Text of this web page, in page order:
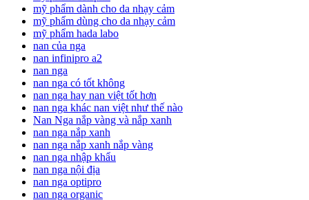
mỹ phẩm dành cho da nhạy cảm
mỹ phẩm dùng cho da nhạy cảm
mỹ phẩm hada labo
nan của nga
nan infinipro a2
nan nga
nan nga có tốt không
nan nga hay nan việt tốt hơn
nan nga khác nan việt như thế nào
Nan Nga nắp vàng và nắp xanh
nan nga nắp xanh
nan nga nắp xanh nắp vàng
nan nga nhập khẩu
nan nga nội địa
nan nga optipro
nan nga organic